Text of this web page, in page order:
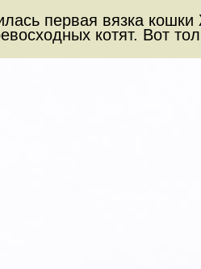
первая вязка
котят. Вот